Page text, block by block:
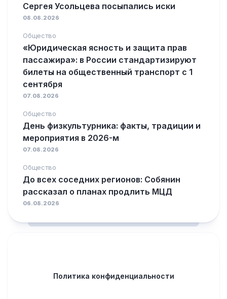
Сергея Усольцева посыпались иски
08.08.2026
Общество
«Юридическая ясность и защита прав
пассажира»: в России стандартизируют
билеты на общественный транспорт с 1
сентября
07.08.2026
Общество
День физкультурника: факты, традиции и
мероприятия в 2026-м
07.08.2026
Общество
До всех соседних регионов: Собянин
рассказал о планах продлить МЦД
06.08.2026
Политика конфиденциальности